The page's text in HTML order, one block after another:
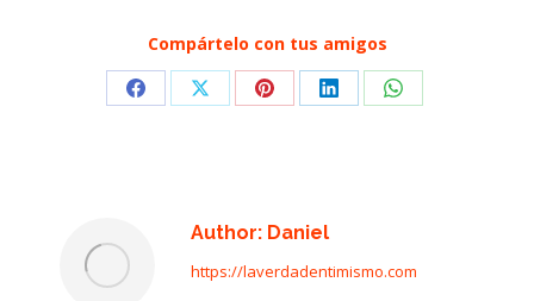
Compártelo con tus amigos
Share Share Share Share Share
Author: Daniel
https://laverdadentimismo.com